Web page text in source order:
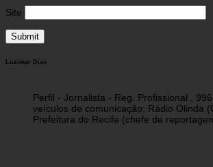
Site
Luzimar Dias
Perfil - Jornalista - Reg. Profissional ,
veículos de comunicação: Rádio Olinda
Prefeitura do Recife (chefe de